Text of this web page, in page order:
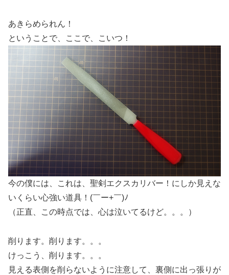
あきらめられん！
ということで、ここで、こいつ！
今の僕には、これは、聖剣エクスカリバー！にしか見えな
いくらい心強い道具！(￣ー+￣)ﾉ
（正直、この時点では、心は泣いてるけど。。。）
削ります。削ります。。。
けっこう、削ります。。。
見える表側を削らないように注意して、裏側に出っ張りが